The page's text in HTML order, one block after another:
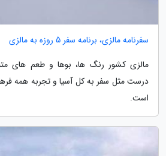
سفرنامه مالزی، برنامه سفر 5 روزه به مالزی
مالزی کشور رنگ ها، بوها و طعم های
درست مثل سفر به کل آسیا و تجربه همه
است.